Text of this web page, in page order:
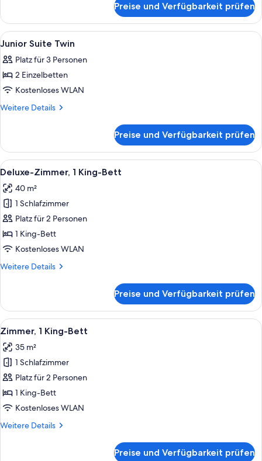
anzeigen
Twin
Beds
View
Preise und Verfügbarkeit prüfen
Alle
Fotos
für
Junior
Suite
Twin
Allergikerbettwaren, Minibar,
4
Junior Suite Twin
Platz für 3 Personen
2 Einzelbetten
Kostenloses WLAN
Weitere Details
Weitere
Suite
Twin
Preise und Verfügbarkeit prüfen
Alle
Fotos
für
Deluxe-
Zimmer,
1 King-
Bett
Ein Hotelzimmer mit einem Bett,
4
Deluxe-Zimmer, 1 King-Bett
40 m²
1 Schlafzimmer
Platz für 2 Personen
1 King-Bett
Kostenloses WLAN
Weitere Details
Weitere
Zimmer,
1 King-
Bett
Preise und Verfügbarkeit prüfen
Alle
Fotos
für
Zimmer,
1 King-
Bett
anzeigen
Ein Hotelzimmer mit großem
4
Zimmer, 1 King-Bett
35 m²
1 Schlafzimmer
Platz für 2 Personen
1 King-Bett
Kostenloses WLAN
Weitere Details
Weitere
Preise und Verfügbarkeit prüfen